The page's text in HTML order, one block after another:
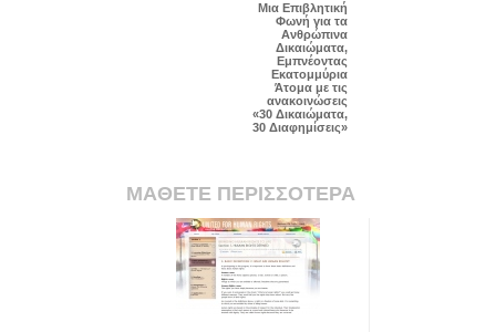
Μια Επιβλητική
Φωνή για τα
Ανθρώπινα
Δικαιώματα,
Εμπνέοντας
Εκατομμύρια
Άτομα με τις
ανακοινώσεις
«30 Δικαιώματα,
30 Διαφημίσεις»
ΜΑΘΕΤΕ ΠΕΡΙΣΣΟΤΕΡΑ